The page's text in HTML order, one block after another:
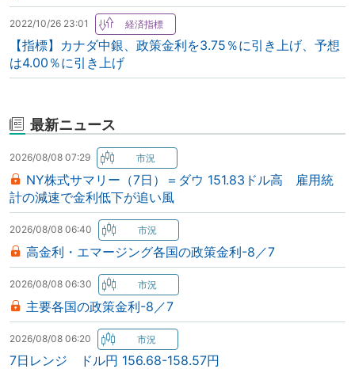
2022/10/26 23:01
【指標】カナダ中銀、政策金利を3.75％に引き上げ、予想
は4.00％に引き上げ
最新ニュース
2026/08/08 07:29
NY株式サマリー（7日）＝ダウ 151.83ドル高 雇用統
計の減速で金利低下が追い風
2026/08/08 06:40
高金利・エマージング各国の政策金利-8／7
2026/08/08 06:30
主要各国の政策金利-8／7
2026/08/08 06:20
7日レンジ ドル円 156.68-158.57円